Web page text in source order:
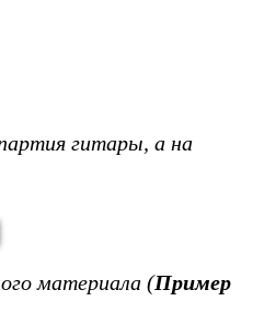
гитары, а на
материала (Пример